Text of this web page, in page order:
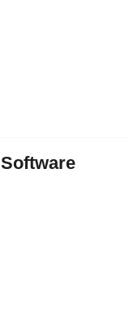
Software